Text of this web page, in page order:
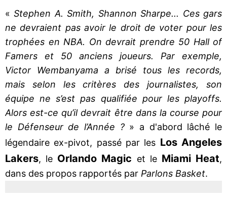
«Stephen A. Smith, Shannon Sharpe... Ces gars
ne devraient pas avoir le droit de voter pour les
trophées en NBA. On devrait prendre 50 Hall of
Famers et 50 anciens joueurs. Par exemple,
Victor Wembanyama a brisé tous les records,
mais selon les critères des journalistes, son
équipe ne s’est pas qualifiée pour les playoffs.
Alors est-ce qu’il devrait être dans la course pour
le Défenseur de l’Année ?» a d'abord lâché le
légendaire ex-pivot, passé par les Los Angeles
Lakers, le Orlando Magic et le Miami Heat,
dans des propos rapportés par Parlons Basket.